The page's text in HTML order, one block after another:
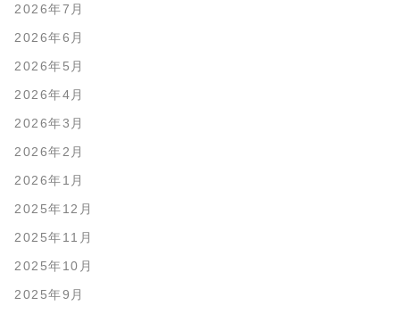
2026年7月
2026年6月
2026年5月
2026年4月
2026年3月
2026年2月
2026年1月
2025年12月
2025年11月
2025年10月
2025年9月